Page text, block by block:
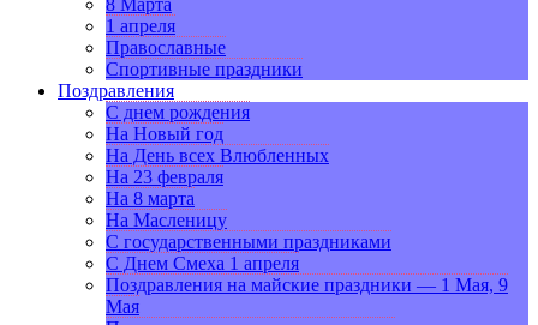
8 Марта
1 апреля
Православные
Спортивные праздники
Поздравления
С днем рождения
На Новый год
На День всех Влюбленных
На 23 февраля
На 8 марта
На Масленицу
С государственными праздниками
С Днем Смеха 1 апреля
Поздравления на майские праздники — 1 Мая, 9
Мая